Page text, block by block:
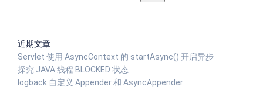
近期文章
Servlet 使用 AsyncContext 的 startAsync() 开启异步
探究 JAVA 线程 BLOCKED 状态
logback 自定义 Appender 和 AsyncAppender